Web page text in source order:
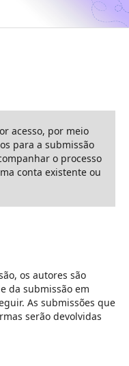
acesso, por meio
para a submissão
o processo
conta existente ou
os autores são
da submissão em
As submissões que
serão devolvidas